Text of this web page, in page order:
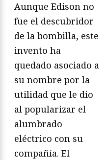
Aunque Edison no
fue el descubridor
de la bombilla, este
invento ha
quedado asociado a
su nombre por la
utilidad que le dio
al popularizar el
alumbrado
eléctrico con su
compañía. El